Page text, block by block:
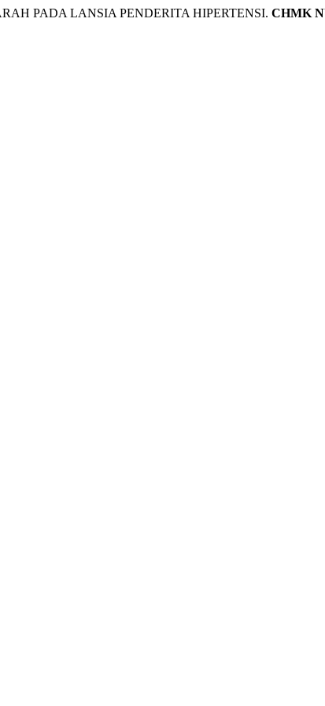
PADA LANSIA PENDERITA HIPERTENSI. CHMK